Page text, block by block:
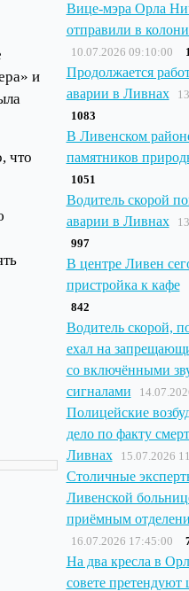
и
что
Вице-мэра Орла
отправили в
10.07.2026 09:10:00
Продолжается
аварии в Ливнах
1083
В Ливенском
памятников
1051
Водитель скорой
аварии в Ливнах
997
В центре Ливен
пристройка к кафе
842
Водитель скорой,
ехал на
со включёнными
сигналами
Полицейские
дело по факту
Ливнах
15.07.2026
Столичные
Ливенской
приёмным
16.07.2026 17:45:00
На два кресла в
совете претендуют